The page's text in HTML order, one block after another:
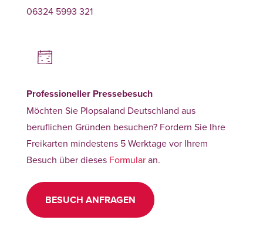
06324 5993 321
Professioneller Pressebesuch
Möchten Sie Plopsaland Deutschland aus
beruflichen Gründen besuchen? Fordern Sie Ihre
Freikarten mindestens 5 Werktage vor Ihrem
Besuch über dieses Formularan.
BESUCH ANFRAGEN